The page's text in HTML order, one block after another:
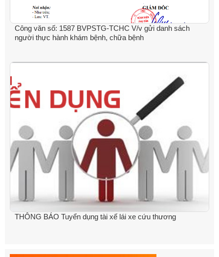
Công văn số: 1587 BVPSTG-TCHC V/v gửi danh sách
người thực hành khám bệnh, chữa bệnh
THÔNG BÁO Tuyển dụng tài xế lái xe cứu thương